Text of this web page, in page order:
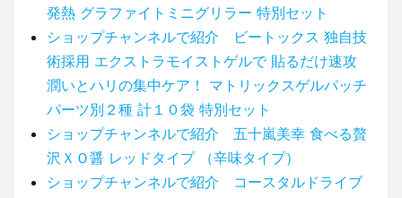
発熱 グラファイトミニグリラー 特別セット
ショップチャンネルで紹介 ビートックス 独自技
術採用 エクストラモイストゲルで 貼るだけ速攻
潤いとハリの集中ケア！ マトリックスゲルパッチ
パーツ別２種 計１０袋 特別セット
ショップチャンネルで紹介 五十嵐美幸 食べる贅
沢ＸＯ醤 レッドタイプ （辛味タイプ）
ショップチャンネルで紹介 コースタルドライブ